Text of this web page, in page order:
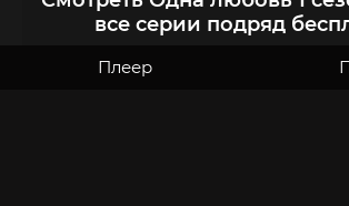
все серии подряд
Плеер